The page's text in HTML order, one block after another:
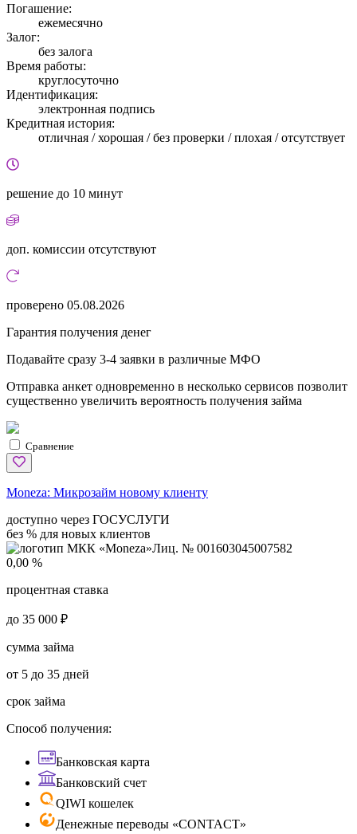
Погашение:
ежемесячно
Залог:
без залога
Время работы:
круглосуточно
Идентификация:
электронная подпись
Кредитная история:
отличная / хорошая / без проверки / плохая / отсутствует
решение до 10 минут
доп. комиссии отсутствуют
проверено 05.08.2026
Гарантия получения денег
Подавайте сразу 3-4 заявки в различные МФО
Отправка анкет одновременно в несколько сервисов позволит
существенно увеличить вероятность получения займа
Сравнение
Moneza: Микрозайм новому клиенту
доступно через ГОСУСЛУГИ
без % для новых клиентов
Лиц. № 001603045007582
0,00 %
процентная ставка
до 35 000 ₽
сумма займа
от 5 до 35 дней
срок займа
Способ получения:
Банковская карта
Банковский счет
QIWI кошелек
Денежные переводы «CONTACT»